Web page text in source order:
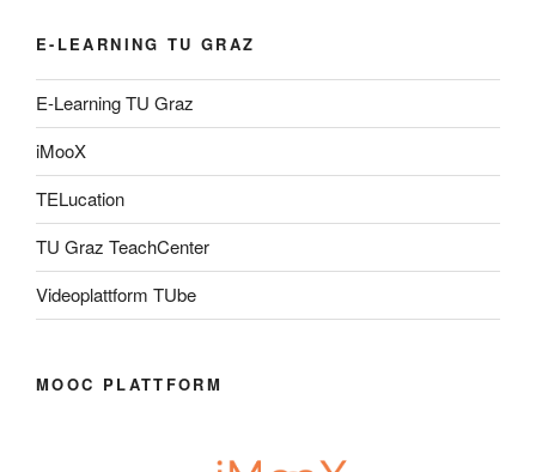
E-LEARNING TU GRAZ
E-Learning TU Graz
iMooX
TELucation
TU Graz TeachCenter
Videoplattform TUbe
MOOC PLATTFORM